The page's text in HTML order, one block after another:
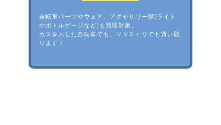
自転車パーツやウェア、アクセサリー類(ライト
やボトルゲージなど)も買取対象。
カスタムした自転車でも、ママチャリでも買い取
ります！